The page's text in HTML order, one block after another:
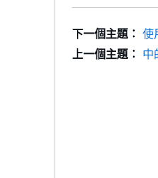
下一個主題： 使
上一個主題： 中